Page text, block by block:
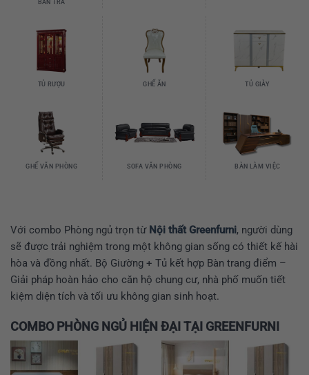
BÀN TRÀ
TỦ RƯỢU GHẾ ĂN TỦ GIÀY
GHẾ VĂN PHÒNG SOFA VĂN PHÒNG BÀN LÀM VIỆC
Với combo Phòng ngủ trọn từ Nội thất Greenfurni, người dùng
sẽ được trải nghiệm trong một không gian sống có thiết kế hài
hòa và đồng nhất. Bộ Giường + Tủ kết hợp Bàn trang điểm –
Giải pháp hoàn hảo cho căn hộ chung cư, nhà phố muốn tiết
kiệm diện tích và tối ưu không gian sinh hoạt.
COMBO PHÒNG NGỦ HIỆN ĐẠI TẠI GREENFURNI